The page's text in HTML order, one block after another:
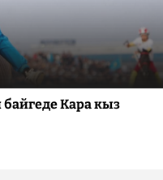
Кара кыз